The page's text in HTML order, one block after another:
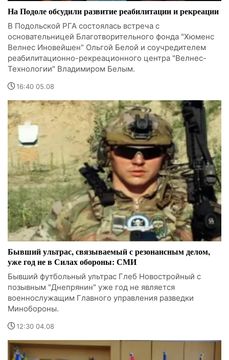
На Подоле обсудили развитие реабилитации и рекреации
В Подольской РГА состоялась встреча с
основательницей Благотворительного фонда "Хюменс
Велнес Иновейшен" Ольгой Белой и соучредителем
реабилитационно-рекреационного центра "Велнес-
Технологии" Владимиром Белым.
16:40 05.08
Бывший ультрас, связываемый с резонансным делом,
уже год не в Силах обороны: СМИ
Бывший футбольный ультрас Глеб Новостройный с
позывным "Днепрянин" уже год не является
военнослужащим Главного управления разведки
Минобороны.
12:30 04.08